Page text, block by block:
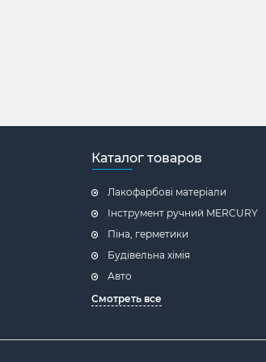
Каталог товаров
Лакофарбові матеріали
Інструмент ручний MERCURY
Піна, герметики
Будівельна хімія
Авто
Смотреть все